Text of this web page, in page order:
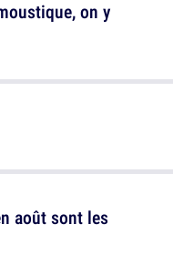
on y
août sont les